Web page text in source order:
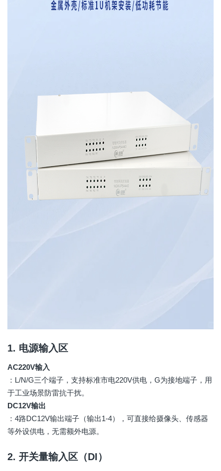
1. 电源输入区
AC220V输入
：L/N/G三个端子，支持标准市电220V供电，G为接地端子，用
于工业场景防雷抗干扰。
DC12V输出
：4路DC12V输出端子（输出1-4），可直接给摄像头、传感器
等外设供电，无需额外电源。
2. 开关量输入区（DI）